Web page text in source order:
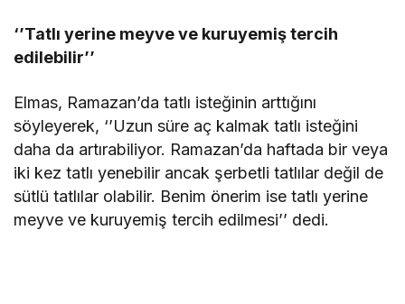
‘’Tatlı yerine meyve ve kuruyemiş tercih
edilebilir’’
Elmas, Ramazan’da tatlı isteğinin arttığını
söyleyerek, ‘’Uzun süre aç kalmak tatlı isteğini
daha da artırabiliyor. Ramazan’da haftada bir veya
iki kez tatlı yenebilir ancak şerbetli tatlılar değil de
sütlü tatlılar olabilir. Benim önerim ise tatlı yerine
meyve ve kuruyemiş tercih edilmesi’’ dedi.